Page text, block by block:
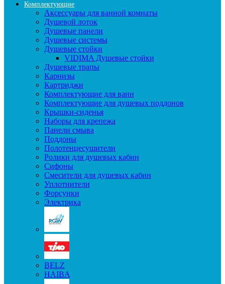
Комплектующие
Аксессуары для ванной комнаты
Душевой лоток
Душевые панели
Душевые системы
Душевые стойки
VIDIMA Душевые стойки
Душевые трапы
Карнизы
Картриджи
Комплектующие для ванн
Комплектующие для душевых поддонов
Крышки-сиденья
Наборы для крепежа
Панели смыва
Поддоны
Полотенцесушители
Ролики для душевых кабин
Сифоны
Смесители для душевых кабин
Уплотнители
Форсунки
Электрика
BELZ
HAIBA